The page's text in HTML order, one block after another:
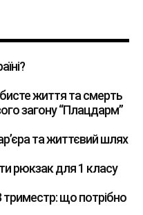
життя та смерть
загону “Плацдарм”
та життєвий шлях
рюкзак для 1 класу
триместр: що потрібно